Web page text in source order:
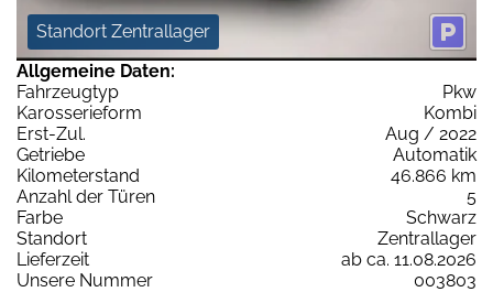
Standort Zentrallager
Allgemeine Daten:
Fahrzeugtyp
Pkw
Karosserieform
Kombi
Erst-Zul.
Aug / 2022
Getriebe
Automatik
Kilometerstand
46.866 km
Anzahl der Türen
5
Farbe
Schwarz
Standort
Zentrallager
Lieferzeit
ab ca. 11.08.2026
Unsere Nummer
003803